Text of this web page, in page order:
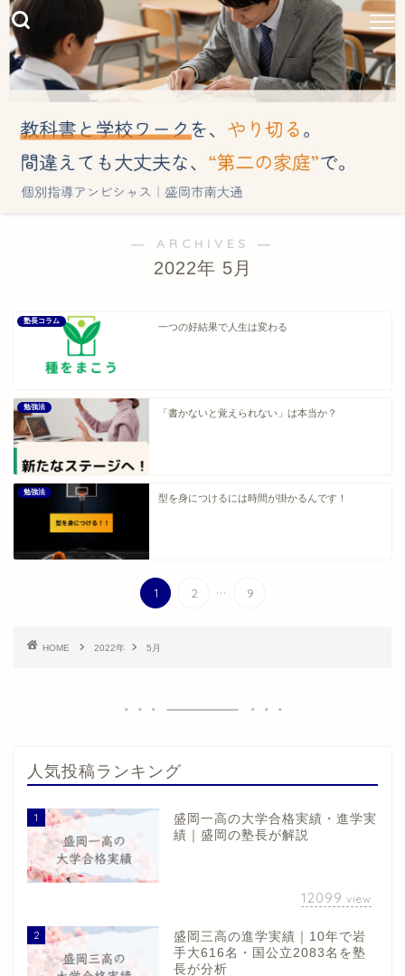
― ARCHIVES ―
2022年 5月
塾長コラム
一つの好結果で人生は変わる
勉強法
「書かないと覚えられない」は本当か？
勉強法
型を身につけるには時間が掛かるんです！
1 2 ... 9
HOME 2022年 5月
人気投稿ランキング
1
盛岡一高の大学合格実績・進学実
績｜盛岡の塾長が解説
12099 view
2
盛岡三高の進学実績｜10年で岩
手大616名・国公立2083名を塾
長が分析